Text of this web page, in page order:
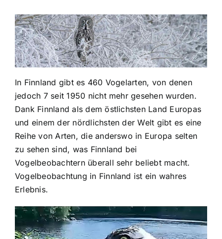
In Finnland gibt es 460 Vogelarten, von denen
jedoch 7 seit 1950 nicht mehr gesehen wurden.
Dank Finnland als dem östlichsten Land Europas
und einem der nördlichsten der Welt gibt es eine
Reihe von Arten, die anderswo in Europa selten
zu sehen sind, was Finnland bei
Vogelbeobachtern überall sehr beliebt macht.
Vogelbeobachtung in Finnland ist ein wahres
Erlebnis.